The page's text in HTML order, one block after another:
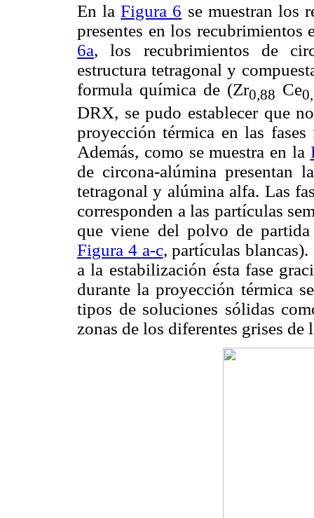
En laFigura 6 se muestran los
presentes en los recubrimientos
6a, los recubrimientos de
estructura tetragonal y
formula química de (Zr0,88 Ce
DRX, se pudo establecer que
proyección térmica en las
Además, como se muestra en la
de circona-alúmina presentan
tetragonal y alúmina alfa. Las
corresponden a las partículas
que viene del polvo de
Figura 4 a-c, partículas
a la estabilización ésta fase
durante la proyección térmica
tipos de soluciones sólidas
zonas de los diferentes grises de